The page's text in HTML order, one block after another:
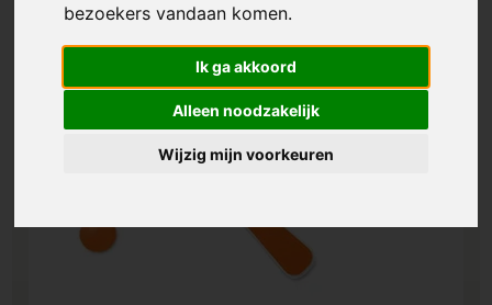
bezoekers vandaan komen.
Ik ga akkoord
Alleen noodzakelijk
Wijzig mijn voorkeuren